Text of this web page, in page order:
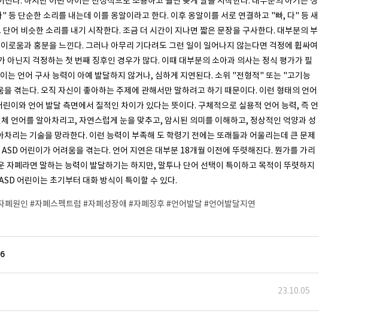
단순한 소리를 내는데 이를 옹알이라고 한다. 이후 옹알이를 서로 연결하고 "빠, 다" 등 새
어 비슷한 소리를 내기 시작한다. 조금 더 시간이 지나면 짧은 문장을 구사한다. 대부분의 부
움과 홍분을 느낀다. 그러나 아무리 기다려도 그런 일이 일어나지 않는다면 걱정에 휩싸여
닌지 걱정하는 첫 번째 징후인 경우가 많다. 이때 대부분의 소아과 의사는 정식 평가가 필
는 언어 구사 능력이 아예 발달하지 않거나, 심하게 지연된다. 소위 "전형적" 또는 "고기능
겪는다. 오직 자신이 좋아하는 주제에 관해서만 말하려고 하기 때문이다. 이런 형태의 언어
이와 언어 발달 측면에서 질적인 차이가 있다는 뜻이다. 구체적으로 실용적 언어 능력, 즉 언
언어를 알아차리고, 자연스럽게 눈을 맞추고, 암시된 의미를 이해하고, 정상적인 억양과 성
리는 기술을 망라한다. 이런 능력이 부족해 도 학령기 전에는 또래들과 어울리는데 큰 문제
어린이가 어려움을 겪는다. 언어 지연은 대부분 18개월 이전에 뚜렷해진다. 뭔가를 가리
폐라면 말하는 능력이 발달하기는 하지만, 말투나 단어 선택이 특이하고 목적이 뚜렷하지
어린이는 초기부터 대화 방식이 특이할 수 있다.
원인 #자폐스펙트럼 #자폐성장애 #자폐징후 #언어발달 #언어발달지연
23.10.05